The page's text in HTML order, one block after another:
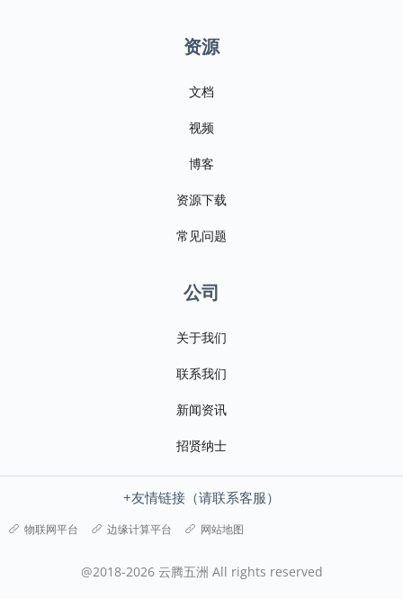
资源
文档
视频
博客
资源下载
常见问题
公司
关于我们
联系我们
新闻资讯
招贤纳士
+友情链接（请联系客服）
物联网平台 边缘计算平台 网站地图
@2018-2026 云腾五洲 All rights reserved